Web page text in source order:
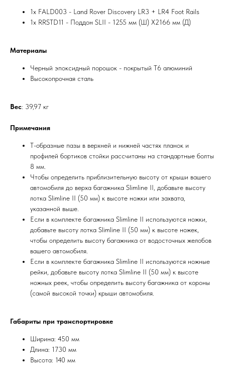
1x FALD003 - Land Rover Discovery LR3 + LR4 Foot Rails
1x RRSTD11 - Поддон SLII - 1255 мм (Ш) X2166 мм (Д)
Материалы
Черный эпоксидный порошок - покрытый T6 алюминий
Высокопрочная сталь
Вес: 39,97 кг
Примечания
Т-образные пазы в верхней и нижней частях планок и
профилей бортиков стойки рассчитаны на стандартные болты
8 мм.
Чтобы определить приблизительную высоту от крыши вашего
автомобиля до верха багажника Slimline II, добавьте высоту
лотка Slimline II (50 мм) к высоте ножки или захвата,
указанной выше.
Если в комплекте багажника Slimline II используются ножки,
добавьте высоту лотка Slimline II (50 мм) к высоте ножек,
чтобы определить высоту багажника от водосточных желобов
вашего автомобиля.
Если в комплекте багажника Slimline II используются ножные
рейки, добавьте высоту лотка Slimline II (50 мм) к высоте
ножных реек, чтобы определить высоту багажника от короны
(самой высокой точки) крыши автомобиля.
Габариты при транспортировке
Ширина: 450 мм
Длина: 1730 мм
Высота: 140 мм